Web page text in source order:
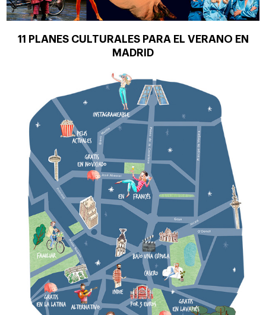
11 PLANES CULTURALES PARA EL VERANO EN
MADRID